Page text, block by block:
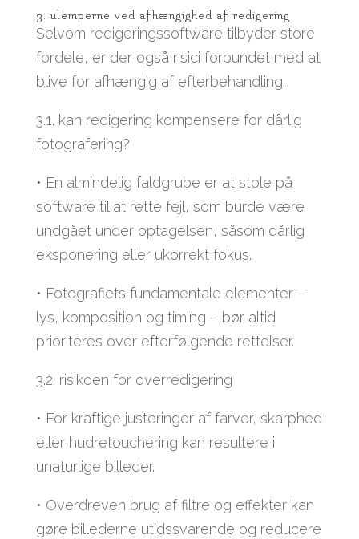
3. ulemperne ved afhængighed af redigering
Selvom redigeringssoftware tilbyder store
fordele, er der også risici forbundet med at
blive for afhængig af efterbehandling.
3.1. kan redigering kompensere for dårlig
fotografering?
• En almindelig faldgrube er at stole på
software til at rette fejl, som burde være
undgået under optagelsen, såsom dårlig
eksponering eller ukorrekt fokus.
• Fotografiets fundamentale elementer –
lys, komposition og timing – bør altid
prioriteres over efterfølgende rettelser.
3.2. risikoen for overredigering
• For kraftige justeringer af farver, skarphed
eller hudretouchering kan resultere i
unaturlige billeder.
• Overdreven brug af filtre og effekter kan
gøre billederne utidssvarende og reducere